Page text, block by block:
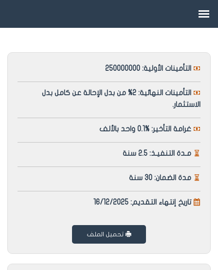
التأمينات الأولية: 250000000
التأمينات النهائية: 2% من بدل الإحالة عن كامل بدل
الاستثمار.
غرامة التأخير: %0.1 واحد بالألف
مـدة التنفيـذ: 2.5 سنة
مدة الضمان: 30 سنة
تاريخ إنتهاء التقديم: 16/12/2025
تحميل الملف